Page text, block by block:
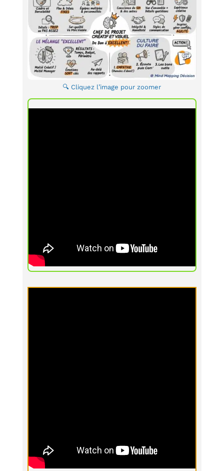
🔍 Cliquez l’image pour zoomer